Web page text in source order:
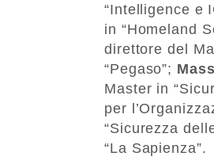
“Intelligence e
in “Homeland
direttore del
“Pegaso”;
Master in
per
“Sicurezza
“La Sapienza”.